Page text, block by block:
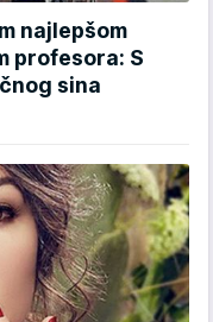
najlepšom
profesora: S
sina